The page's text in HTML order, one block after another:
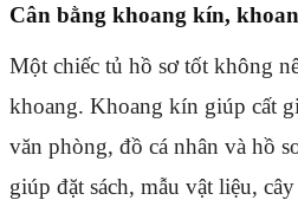
Cân bằng khoang kín,
Một chiếc tủ hồ sơ tốt không
khoang. Khoang kín giúp cất
văn phòng, đồ cá nhân và hồ
giúp đặt sách, mẫu vật liệu,